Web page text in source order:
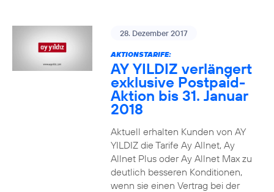
28. Dezember 2017
AKTIONSTARIFE:
AY YILDIZ verlängert
exklusive Postpaid-
Aktion bis 31. Januar
2018
Aktuell erhalten Kunden von AY
YILDIZ die Tarife Ay Allnet, Ay
Allnet Plus oder Ay Allnet Max zu
deutlich besseren Konditionen,
wenn sie einen Vertrag bei der